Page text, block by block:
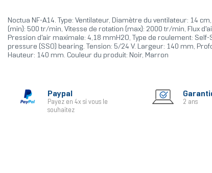
Noctua NF-A14. Type: Ventilateur, Diamètre du ventilateur: 14
(min): 500 tr/min, Vitesse de rotation (max): 2000 tr/min, Flux
Pression d'air maximale: 4,18 mmH2O, Type de roulement: Self-
pressure (SSO) bearing. Tension: 5/24 V. Largeur: 140 mm,
Hauteur: 140 mm. Couleur du produit: Noir, Marron
Paypal
Payez en 4x si vous le
souhaitez
2 ans